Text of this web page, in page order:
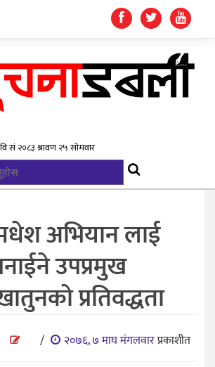
अभियान लाई
उपप्रमुख
प्रतिवद्धता
/ २०७६, ७ माघ मंगलवारप्रकाशीत